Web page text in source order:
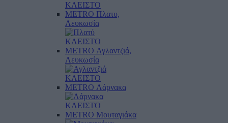
ΚΛΕΙΣΤΟ
METRO Πλατυ,
Λευκωσία
ΚΛΕΙΣΤΟ
METRO Αγλαντζιά,
Λευκωσία
ΚΛΕΙΣΤΟ
METRO Λάρνακα
ΚΛΕΙΣΤΟ
METRO Μουταγιάκα